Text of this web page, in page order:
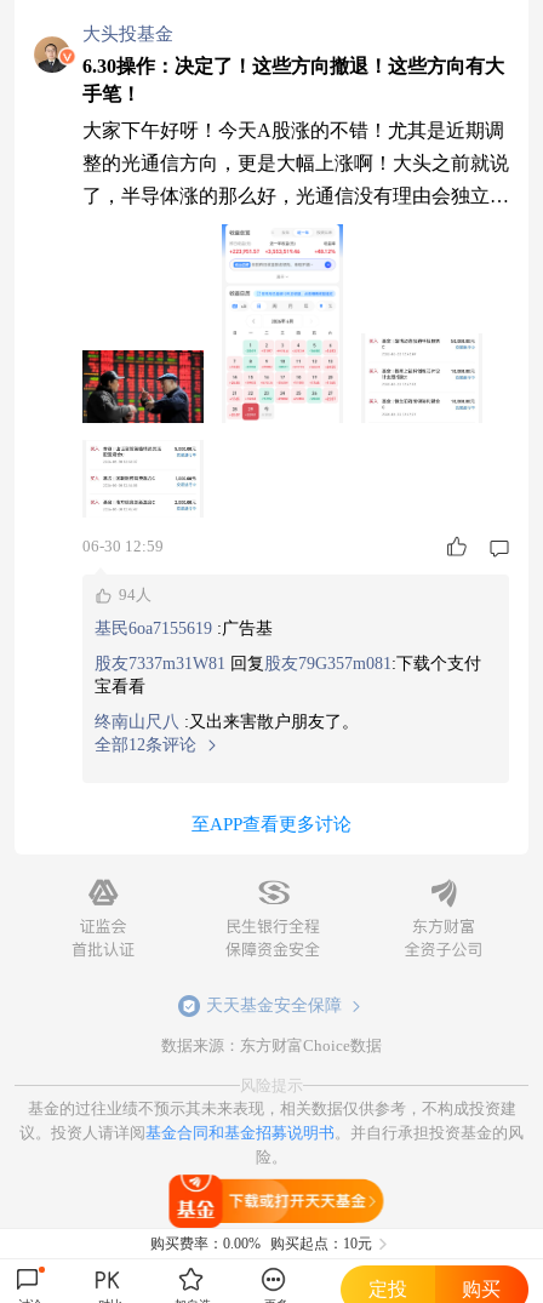
排，说明不只是短线踩中一次，管理和选股节奏都
比较在线。
大头投基金
6.30操作：决定了！这些方向撤退！这些方向有大
手笔！
大家下午好呀！今天A股涨的不错！尤其是近期调
整的光通信方向，更是大幅上涨啊！大头之前就说
了，半导体涨的那么好，光通信没有理由会独立调
整的，后面也会涨回去的！现在看来我是对的！其
实，这轮布局大头很多方向都是对的，我把贵金
属、动力电池、恒生科技等多数板块都调仓到了半
导体产业链，现在看来基本都赚了不少！今年我20
0万的目标已经实现了，现在就看看300万能不能达
成了！现在A股就是牛市啊，主要是硬科技牛，说
06-30 12:59
94人
基民6oa7155619 :广告基
股友7337m31W81 回复 股友79G357m081:下载个支付
宝看看
终南山尺八 : 又出来害散户朋友了。
全部12条评论
至APP查看更多讨论
天天基金安全保障
数据来源：东方财富Choice数据
风险提示
基金的过往业绩不预示其未来表现，相关数据仅供参考，不构成投资建
议。投资人请详阅基金合同和基金招募说明书 。并自行承担投资基金的风
险。
购买费率： 0.00% 购买起点：10元
定投 购买
打开天天基金